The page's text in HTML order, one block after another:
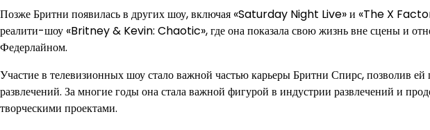
Позже Бритни появилась в других шоу, включая «Saturday Night Live» и «The X
реалити-шоу «Britney & Kevin: Chaotic», где она показала свою жизнь вне сцены и
Федерлайном.
Участие в телевизионных шоу стало важной частью карьеры Бритни Спирс, позволив ей
развлечений. За многие годы она стала важной фигурой в индустрии развлечений и
творческими проектами.